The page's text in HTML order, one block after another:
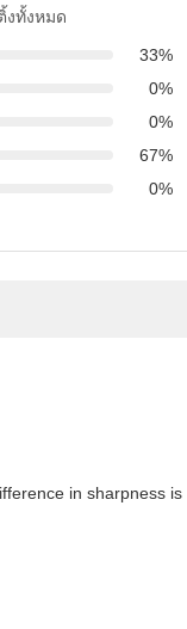
งทั้งหมด
33%
0%
0%
67%
0%
in sharpness is